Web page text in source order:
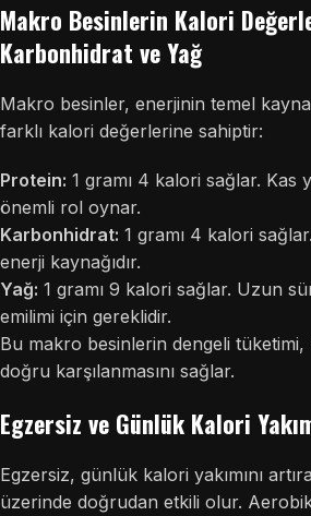
Makro Besinlerin Kalori
Karbonhidrat ve Yağ
Makro besinler, enerjinin temel
farklı kalori değerlerine sahiptir:
Protein: 1 gramı 4 kalori sağlar. Kas
önemli rol oynar.
Karbonhidrat: 1 gramı 4 kalori
enerji kaynağıdır.
Yağ: 1 gramı 9 kalori sağlar. Uzun
emilimi için gereklidir.
Bu makro besinlerin dengeli tüketimi,
doğru karşılanmasını sağlar.
Egzersiz ve Günlük Kalori
Egzersiz, günlük kalori yakımını
üzerinde doğrudan etkili olur.